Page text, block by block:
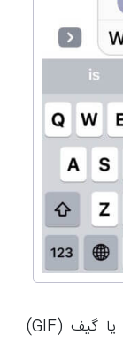
سپس می‌توانید در زیر تصویر متحرک یا گیف (GIF)